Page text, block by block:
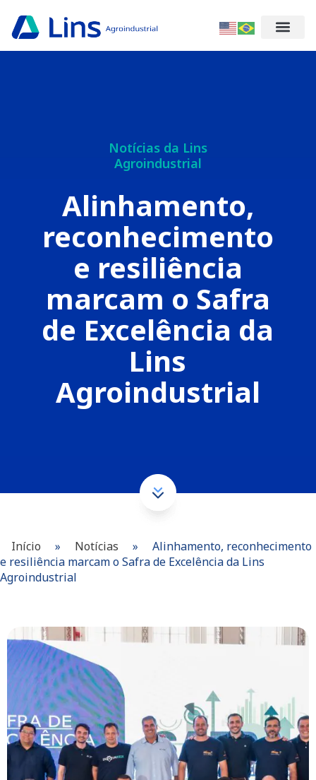
Notícias da Lins
Agroindustrial
Alinhamento,
reconhecimento
e resiliência
marcam o Safra
de Excelência da
Lins
Agroindustrial
Início » Notícias »
Alinhamento, reconhecimento
e resiliência marcam o Safra de Excelência da Lins
Agroindustrial